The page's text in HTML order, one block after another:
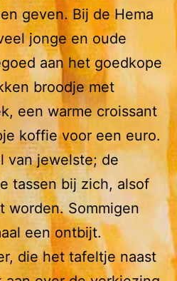
geven. Bij de Hema
jonge en oude
aan het goedkope
broodje met
een warme croissant
koffie voor een euro.
van jewelste; de
tassen bij zich, alsof
worden. Sommigen
een ontbijt.
die het tafeltje naast